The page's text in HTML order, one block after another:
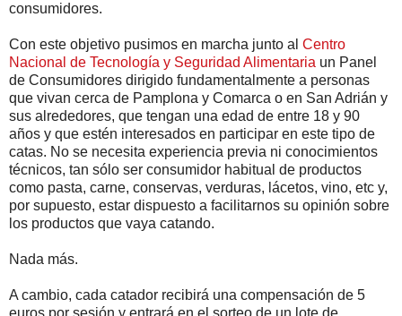
consumidores.
Con este objetivo pusimos en marcha junto al Centro
Nacional de Tecnología y Seguridad Alimentaria un Panel
de Consumidores dirigido fundamentalmente a personas
que vivan cerca de Pamplona y Comarca o en San Adrián y
sus alrededores, que tengan una edad de entre 18 y 90
años y que estén interesados en participar en este tipo de
catas. No se necesita experiencia previa ni conocimientos
técnicos, tan sólo ser consumidor habitual de productos
como pasta, carne, conservas, verduras, lácetos, vino, etc y,
por supuesto, estar dispuesto a facilitarnos su opinión sobre
los productos que vaya catando.
Nada más.
A cambio, cada catador recibirá una compensación de 5